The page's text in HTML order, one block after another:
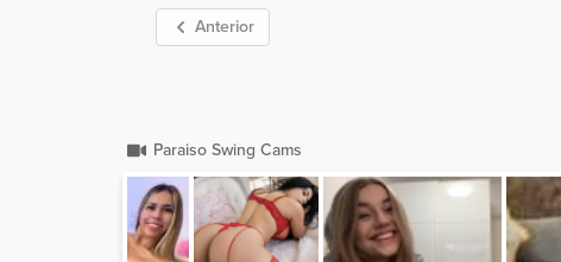
Anterior
Paraiso Swing Cams